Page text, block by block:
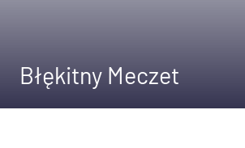
Błękitny Meczet